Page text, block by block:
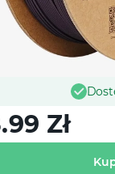
Zł